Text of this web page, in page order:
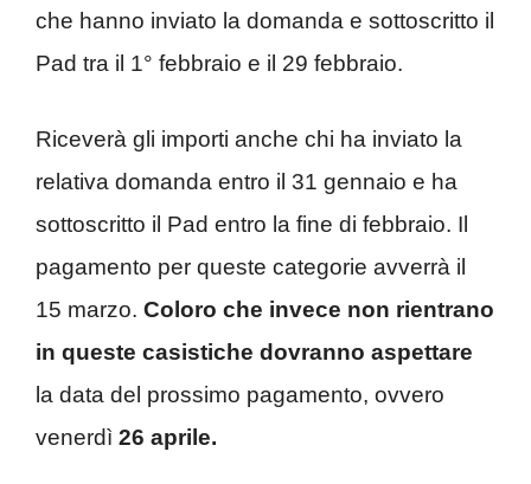
che hanno inviato la domanda e sottoscritto il
Pad tra il 1° febbraio e il 29 febbraio.
Riceverà gli importi anche chi ha inviato la
relativa domanda entro il 31 gennaio e ha
sottoscritto il Pad entro la fine di febbraio. Il
pagamento per queste categorie avverrà il
15 marzo. Coloro che invece non rientrano
in queste casistiche dovranno aspettare
la data del prossimo pagamento, ovvero
venerdì 26 aprile.